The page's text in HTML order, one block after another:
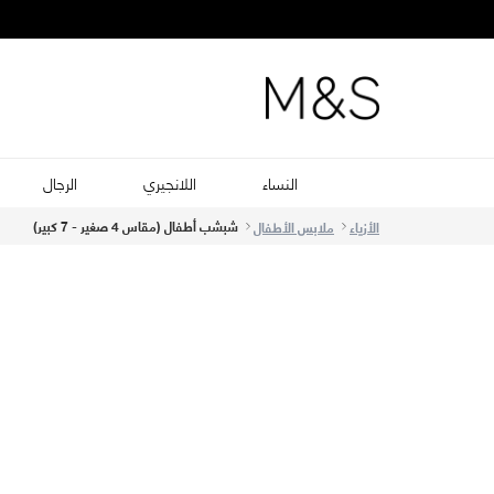
النساء اللانجيري الرجال
الأزياء ملابس الأطفال شبشب أطفال (مقاس 4 صغير - 7 كبير)